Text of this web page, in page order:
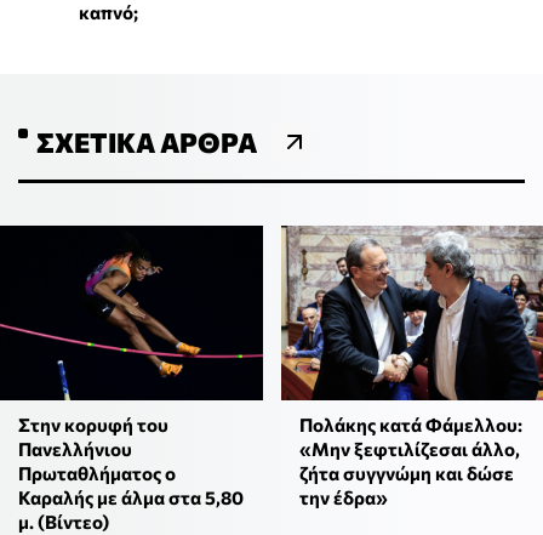
καπνό;
ΣΧΕΤΙΚΆ ΆΡΘΡΑ
Στην κορυφή του
Πανελλήνιου
Πρωταθλήματος ο
Καραλής με άλμα στα 5,80
μ. (Βίντεο)
Πολάκης κατά Φάμελλου:
«Μην ξεφτιλίζεσαι άλλο,
ζήτα συγγνώμη και δώσε
την έδρα»